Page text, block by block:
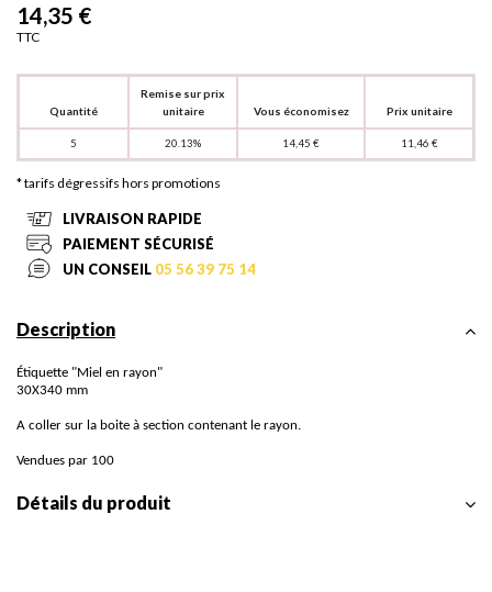
14,35 €
TTC
Quantité
Remise sur prix
unitaire
Vous économisez Prix unitaire
5 20.13% 14,45 € 11,46 €
* tarifs dégressifs hors promotions
LIVRAISON RAPIDE
PAIEMENT SÉCURISÉ
UN CONSEIL 05 56 39 75 14
Description
Étiquette "Miel en rayon"
30X340 mm
A coller sur la boite à section contenant le rayon.
Vendues par 100
Détails du produit